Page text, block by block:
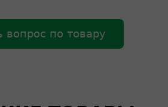
вопрос по товару